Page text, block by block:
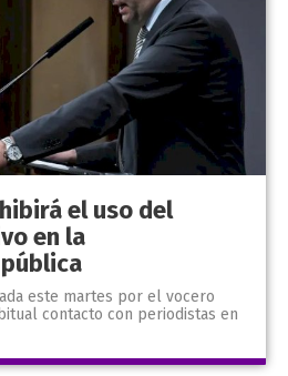
el uso del
en la
este martes por el vocero
contacto con periodistas en